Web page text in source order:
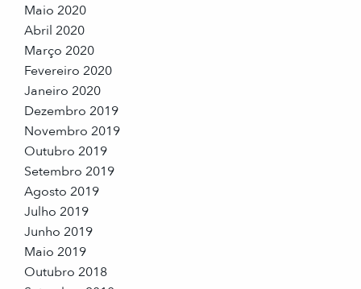
Maio 2020
Abril 2020
Março 2020
Fevereiro 2020
Janeiro 2020
Dezembro 2019
Novembro 2019
Outubro 2019
Setembro 2019
Agosto 2019
Julho 2019
Junho 2019
Maio 2019
Outubro 2018